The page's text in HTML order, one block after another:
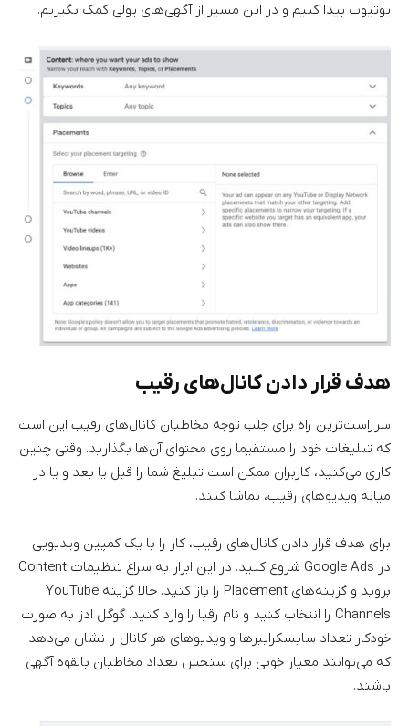
یوتیوب پیدا کنیم و در این مسیر از آگهی‌های پولی کمک بگیریم.
هدف قرار دادن کانال‌های رقیب
سرراست‌ترین راه برای جلب توجه مخاطبان کانال‌های رقیب این است
که تبلیغات خود را مستقیما روی محتوای آن‌ها بگذارید. وقتی چنین
کاری می‌کنید، کاربران ممکن است تبلیغ شما را قبل یا بعد و یا در
میانه ویدیوهای رقیب، تماشا کنند.
برای هدف قرار دادن کانال‌های رقیب، کار را با یک کمپین ویدیویی
در Google Ads شروع کنید. در این ابزار به سراغ تنظیمات Content
بروید و گزینه‌های Placement را باز کنید. حالا گزینه YouTube
Channels را انتخاب کنید و نام رقبا را وارد کنید. گوگل ادز به صورت
خودکار تعداد سابسکرایبرها و ویدیوهای هر کانال را نشان می‌دهد
که می‌توانند معیار خوبی برای سنجش تعداد مخاطبان بالقوه آگهی
باشند.